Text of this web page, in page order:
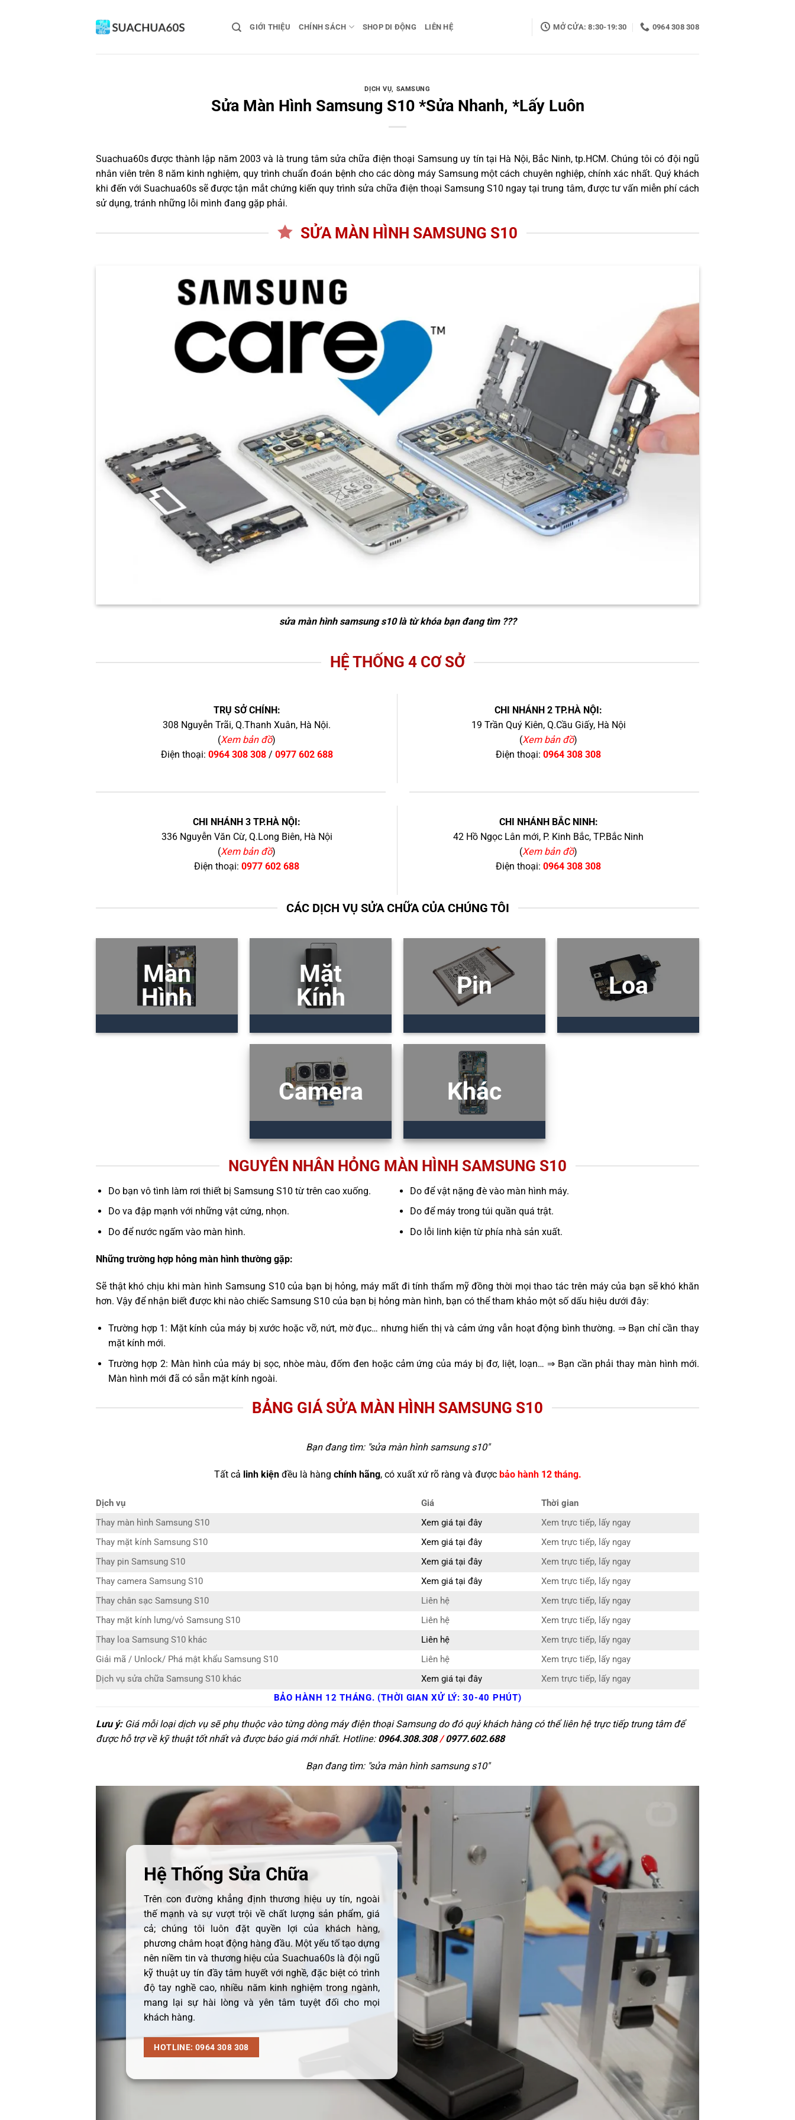
GIỚI THIỆU CHÍNH SÁCH SHOP DI ĐỘNG LIÊN HỆ MỞ CỬA: 8:30-19:30 0964 308 308
DỊCH VỤ, SAMSUNG
Sửa Màn Hình Samsung S10 *Sửa Nhanh, *Lấy Luôn
Suachua60s được thành lập năm 2003 và là trung tâm sửa chữa điện thoại Samsung uy tín tại Hà Nội, Bắc Ninh, tp.HCM. Chúng tôi có đội ngũ
nhân viên trên 8 năm kinh nghiệm, quy trình chuẩn đoán bệnh cho các dòng máy Samsung một cách chuyên nghiệp, chính xác nhất. Quý khách
khi đến với Suachua60s sẽ được tận mắt chứng kiến quy trình sửa chữa điện thoại Samsung S10 ngay tại trung tâm, được tư vấn miễn phí cách
sử dụng, tránh những lỗi mình đang gặp phải.
SỬA MÀN HÌNH SAMSUNG S10
sửa màn hình samsung s10là từ khóa bạn đang tìm ???
HỆ THỐNG 4 CƠ SỞ
TRỤ SỞ CHÍNH:
308 Nguyễn Trãi, Q.Thanh Xuân, Hà Nội.
(Xem bản đồ)
Điện thoại: 0964 308 308/ 0977 602 688
CHI NHÁNH 2 TP.HÀ NỘI:
19 Trần Quý Kiên, Q.Cầu Giấy, Hà Nội
(Xem bản đồ)
Điện thoại: 0964 308 308
CHI NHÁNH 3 TP.HÀ NỘI:
336 Nguyễn Văn Cừ, Q.Long Biên, Hà Nội
(Xem bản đồ)
Điện thoại: 0977 602 688
CHI NHÁNH BẮC NINH:
42 Hồ Ngọc Lân mới, P. Kinh Bắc, TP.Bắc Ninh
(Xem bản đồ)
Điện thoại: 0964 308 308
CÁC DỊCH VỤ SỬA CHỮA CỦA CHÚNG TÔI
Màn
Hình
Mặt
Kính
Pin Loa
Camera Khác
NGUYÊN NHÂN HỎNG MÀN HÌNH SAMSUNG S10
Do bạn vô tình làm rơi thiết bị Samsung S10 từ trên cao xuống.
Do va đập mạnh với những vật cứng, nhọn.
Do để nước ngấm vào màn hình.
Do để vật nặng đè vào màn hình máy.
Do để máy trong túi quần quá trật.
Do lỗi linh kiện từ phía nhà sản xuất.
Những trường hợp hỏng màn hình thường gặp:
Sẽ thật khó chịu khi màn hình Samsung S10 của bạn bị hỏng, máy mất đi tính thẩm mỹ đồng thời mọi thao tác trên máy của bạn sẽ khó khăn
hơn. Vậy để nhận biết được khi nào chiếc Samsung S10 của bạn bị hỏng màn hình, bạn có thể tham khảo một số dấu hiệu dưới đây:
Trường hợp 1: Mặt kính của máy bị xước hoặc vỡ, nứt, mờ đục… nhưng hiển thị và cảm ứng vẫn hoạt động bình thường. ⇒ Bạn chỉ cần thay
mặt kính mới.
Trường hợp 2: Màn hình của máy bị sọc, nhòe màu, đốm đen hoặc cảm ứng của máy bị đơ, liệt, loạn… ⇒ Bạn cần phải thay màn hình mới.
Màn hình mới đã có sẵn mặt kính ngoài.
BẢNG GIÁ SỬA MÀN HÌNH SAMSUNG S10
Bạn đang tìm: "sửa màn hình samsung s10"
Tất cả linh kiệnđều là hàng chính hãng, có xuất xứ rõ ràng và được bảo hành 12 tháng.
Dịch vụ Giá
Thời gian
Thay màn hình Samsung S10
Xem giá tại đây
Xem trực tiếp, lấy ngay
Thay mặt kính Samsung S10
Xem giá tại đây
Xem trực tiếp, lấy ngay
Thay pin Samsung S10
Xem giá tại đây
Xem trực tiếp, lấy ngay
Thay camera Samsung S10
Xem giá tại đây
Xem trực tiếp, lấy ngay
Thay chân sạc Samsung S10
Liên hệ
Xem trực tiếp, lấy ngay
Thay mặt kính lưng/vỏ Samsung S10
Liên hệ
Xem trực tiếp, lấy ngay
Thay loa Samsung S10 khác
Liên hệ
Xem trực tiếp, lấy ngay
Giải mã / Unlock/ Phá mật khẩu Samsung S10
Liên hệ
Xem trực tiếp, lấy ngay
Dịch vụ sửa chữa Samsung S10 khác
Xem giá tại đây
Xem trực tiếp, lấy ngay
BẢO HÀNH 12 THÁNG. (THỜI GIAN XỬ LÝ: 30-40 PHÚT)
Lưu ý:Giá mỗi loại dịch vụ sẽ phụ thuộc vào từng dòng máy điện thoại Samsung do đó quý khách hàng có thể liên hệ trực tiếp trung tâm để
được hỗ trợ về kỹ thuật tốt nhất và được báo giá mới nhất. Hotline: 0964.308.308/0977.602.688
Bạn đang tìm: "sửa màn hình samsung s10"
Hệ Thống Sửa Chữa
Trên con đường khẳng định thương hiệu uy tín, ngoài
thế mạnh và sự vượt trội về chất lượng sản phẩm, giá
cả; chúng tôi luôn đặt quyền lợi của khách hàng,
phương châm hoạt động hàng đầu. Một yếu tố tạo dựng
nên niềm tin và thương hiệu của Suachua60s là đội ngũ
kỹ thuật uy tín đầy tâm huyết với nghề, đặc biệt có trình
độ tay nghề cao, nhiều năm kinh nghiệm trong ngành,
mang lại sự hài lòng và yên tâm tuyệt đối cho mọi
khách hàng.
HOTLINE: 0964 308 308